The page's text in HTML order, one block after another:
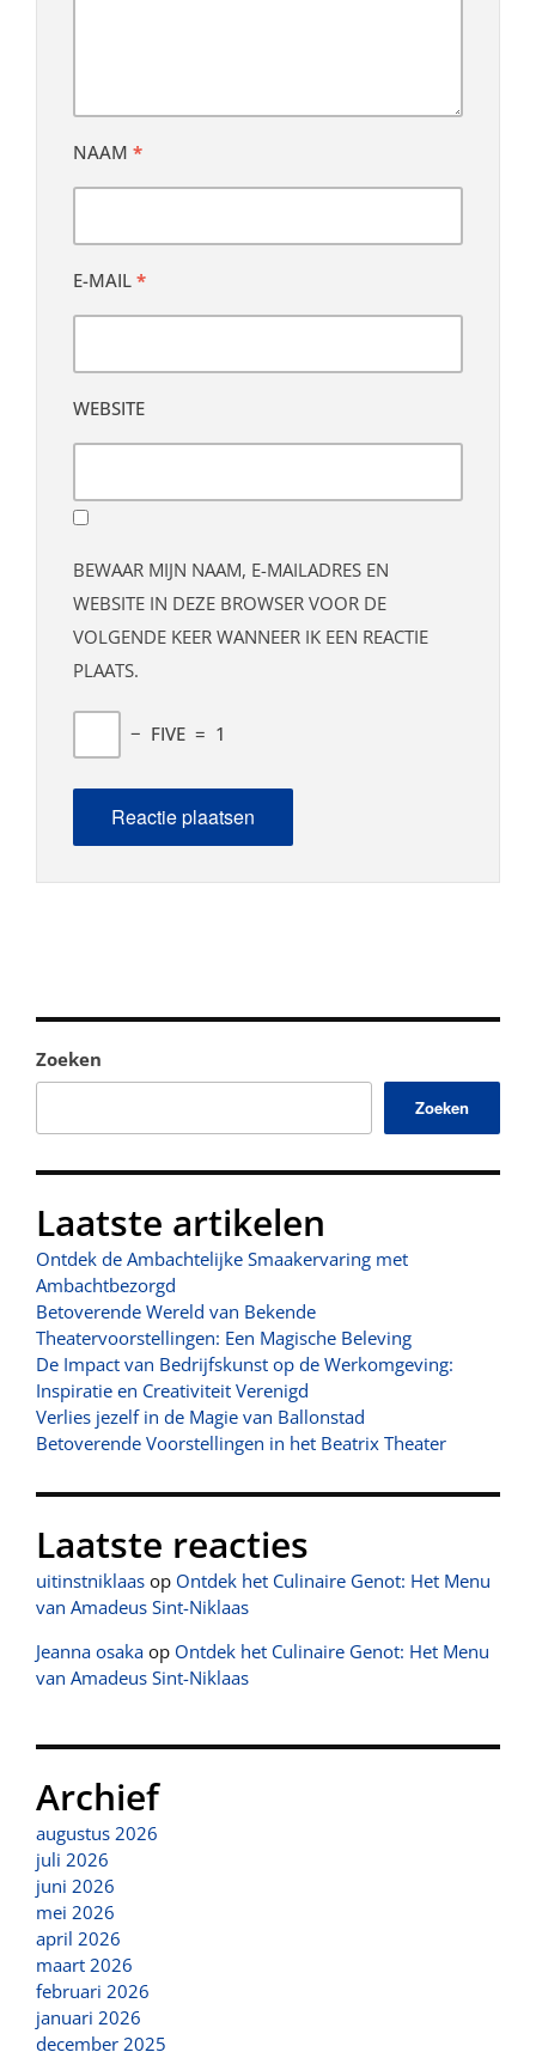
Zoeken
Zoeken
Laatste artikelen
Ontdek de Ambachtelijke Smaakervaring met
Ambachtbezorgd
Betoverende Wereld van Bekende
Theatervoorstellingen: Een Magische Beleving
De Impact van Bedrijfskunst op de Werkomgeving:
Inspiratie en Creativiteit Verenigd
Verlies jezelf in de Magie van Ballonstad
Betoverende Voorstellingen in het Beatrix Theater
Laatste reacties
uitinstniklaas op Ontdek het Culinaire Genot: Het Menu
van Amadeus Sint-Niklaas
Jeanna osaka op Ontdek het Culinaire Genot: Het Menu
van Amadeus Sint-Niklaas
Archief
augustus 2026
juli 2026
juni 2026
mei 2026
april 2026
maart 2026
februari 2026
januari 2026
december 2025
NAAM *
E-MAIL *
WEBSITE
BEWAAR MIJN NAAM, E-MAILADRES EN
WEBSITE IN DEZE BROWSER VOOR DE
VOLGENDE KEER WANNEER IK EEN REACTIE
PLAATS.
− FIVE = 1